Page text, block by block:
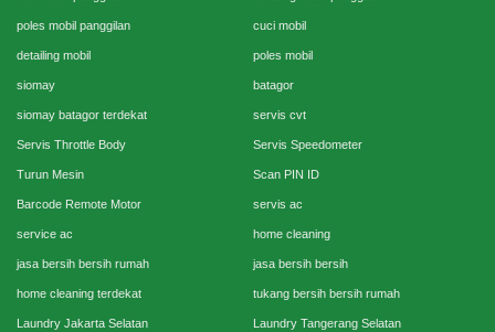
poles mobil panggilan cuci mobil
detailing mobil poles mobil
siomay batagor
siomay batagor terdekat servis cvt
Servis Throttle Body Servis Speedometer
Turun Mesin Scan PIN ID
Barcode Remote Motor servis ac
service ac home cleaning
jasa bersih bersih rumah jasa bersih bersih
home cleaning terdekat tukang bersih bersih rumah
Laundry Jakarta Selatan Laundry Tangerang Selatan